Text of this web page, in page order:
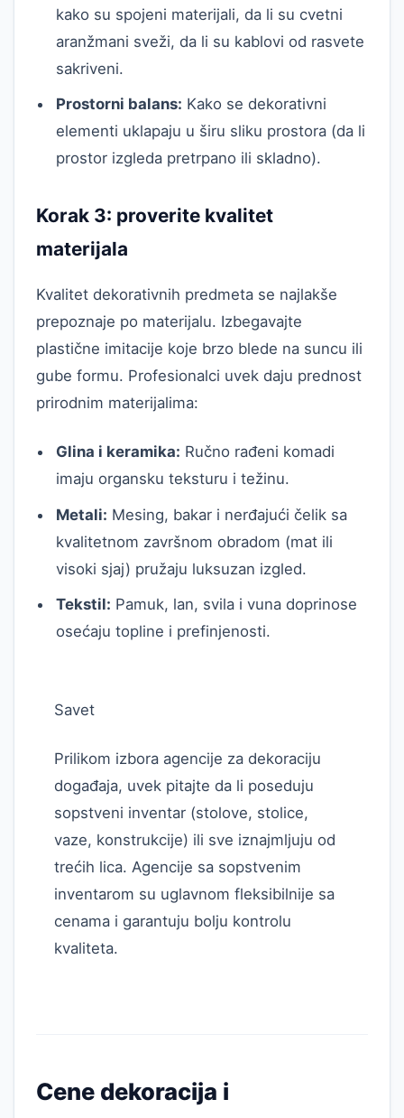
kako su spojeni materijali, da li su cvetni
aranžmani sveži, da li su kablovi od rasvete
sakriveni.
Prostorni balans: Kako se dekorativni
elementi uklapaju u širu sliku prostora (da li
prostor izgleda pretrpano ili skladno).
Korak 3: proverite kvalitet
materijala
Kvalitet dekorativnih predmeta se najlakše
prepoznaje po materijalu. Izbegavajte
plastične imitacije koje brzo blede na suncu ili
gube formu. Profesionalci uvek daju prednost
prirodnim materijalima:
Glina i keramika: Ručno rađeni komadi
imaju organsku teksturu i težinu.
Metali: Mesing, bakar i nerđajući čelik sa
kvalitetnom završnom obradom (mat ili
visoki sjaj) pružaju luksuzan izgled.
Tekstil: Pamuk, lan, svila i vuna doprinose
osećaju topline i prefinjenosti.
Savet
Prilikom izbora agencije za dekoraciju
događaja, uvek pitajte da li poseduju
sopstveni inventar (stolove, stolice,
vaze, konstrukcije) ili sve iznajmljuju od
trećih lica. Agencije sa sopstvenim
inventarom su uglavnom fleksibilnije sa
cenama i garantuju bolju kontrolu
kvaliteta.
Cene dekoracija i